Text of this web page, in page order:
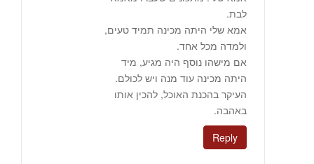
לבת.
אמא שלי היתה מכינה תמיד טעים,
ולמדה מכל אחד.
אם מישהו נוסף היה מגיע, מיד
היתה מכינה עוד מנה ויש לכולם.
העיקר בהכנת האוכל, להכין אותו
באהבה.
Reply